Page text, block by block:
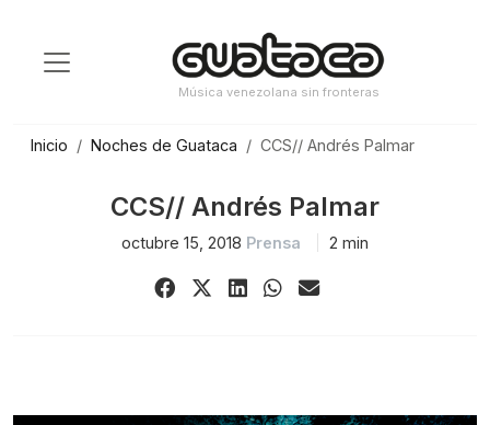
contenido
Música venezolana sin fronteras
Inicio Noches de Guataca CCS// Andrés Palmar
CCS// Andrés Palmar
octubre 15, 2018 Prensa 2 min
Share Share ShareShareShare